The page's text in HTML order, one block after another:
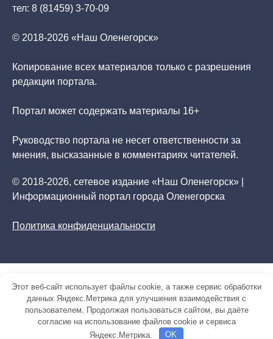
тел: 8 (81459) 3-70-09
© 2018-2026 «Наш Оленегорск»
Копирование всех материалов только с разрешения
редакции портала.
Портал может содержать материалы 16+
Руководство портала не несет ответственности за
мнения, высказанные в комментариях читателей.
© 2018-2026, сетевое издание «Наш Оленегорск» |
Информационный портал города Оленегорска
Политика конфиденциальности
Этот веб-сайт использует файлы cookie, а также сервис обработки
данных Яндекс.Метрика для улучшения взаимодействия с
пользователем. Продолжая пользоваться сайтом, вы даёте
согласие на использование файлов cookie и сервиса
Яндекс.Метрика.
OK